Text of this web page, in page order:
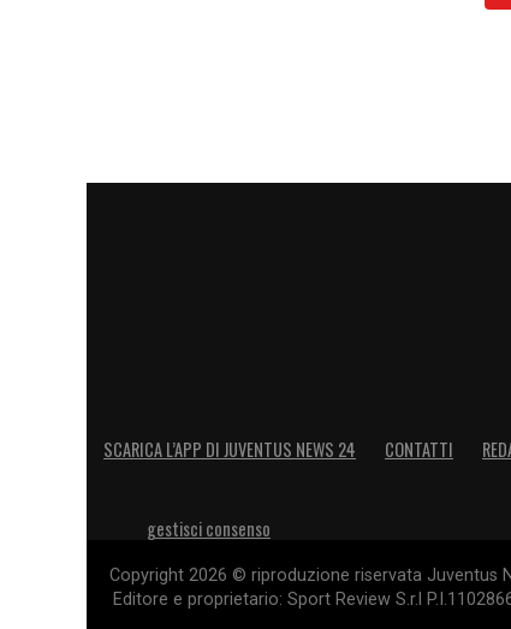
SCARICA L’APP DI JUVENTUS NEWS 24 CONTATTI
gestisci consenso
Copyright 2026 © riproduzione riservata Juventus
Editore e proprietario: Sport Review S.r.l